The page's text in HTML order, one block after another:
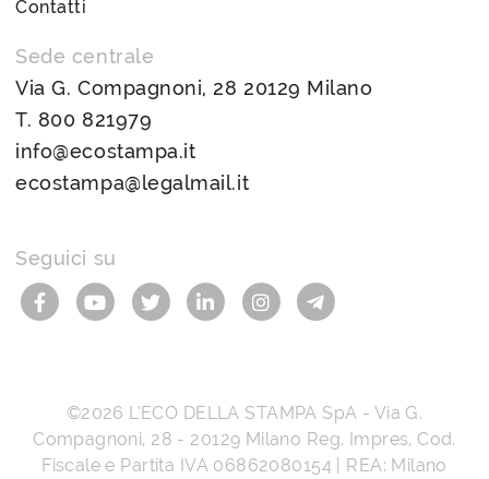
Contatti
Sede centrale
Via G. Compagnoni, 28 20129 Milano
T. 800 821979
info@ecostampa.it
ecostampa@legalmail.it
Seguici su
©2026 L’ECO DELLA STAMPA SpA - Via G.
Compagnoni, 28 - 20129 Milano Reg. Impres, Cod.
Fiscale e Partita IVA 06862080154 | REA: Milano